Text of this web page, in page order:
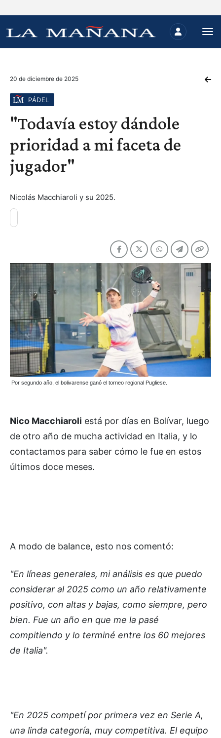
20 de diciembre de 2025
PÁDEL
"Todavía estoy dándole
prioridad a mi faceta de
jugador"
Nicolás Macchiaroli y su 2025.
Por segundo año, el bolivarense ganó el torneo regional Pugliese.
Nico Macchiaroli está por días en Bolívar, luego
de otro año de mucha actividad en Italia, y lo
contactamos para saber cómo le fue en estos
últimos doce meses.
A modo de balance, esto nos comentó:
"En líneas generales, mi análisis es que puedo
considerar al 2025 como un año relativamente
positivo, con altas y bajas, como siempre, pero
bien. Fue un año en que me la pasé
compitiendo y lo terminé entre los 60 mejores
de Italia".
"En 2025 competí por primera vez en Serie A,
una linda categoría, muy competitiva. El equipo